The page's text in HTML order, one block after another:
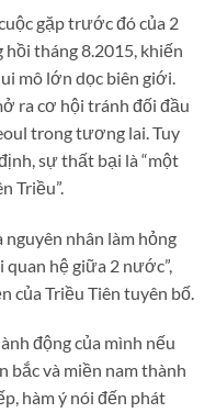
gặp trước đó của 2
tháng 8.2015, khiến
mô lớn dọc biên giới.
ra cơ hội tránh đối đầu
trong tương lai. Tuy
sự thất bại là “một
Triều”.
nguyên nhân làm hỏng
hệ giữa 2 nước”,
của Triều Tiên tuyên bố.
động của mình nếu
bắc và miền nam thành
hàm ý nói đến phát